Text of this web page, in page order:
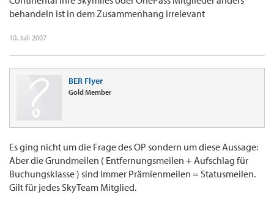
behandeln ist in dem Zusammenhang irrelevant
10. Juli 2007
BER Flyer
Gold Member
Es ging nicht um die Frage des OP sondern um diese Aussage:
Aber die Grundmeilen ( Entfernungsmeilen + Aufschlag für
Buchungsklasse ) sind immer Prämienmeilen = Statusmeilen.
Gilt für jedes SkyTeam Mitglied.